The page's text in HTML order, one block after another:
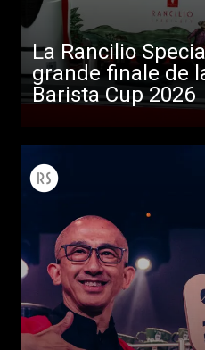
La Rancilio
grande finale de
Barista Cup 2026